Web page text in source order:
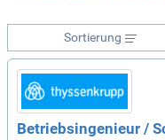
Sortierung
Betriebsingenieur /